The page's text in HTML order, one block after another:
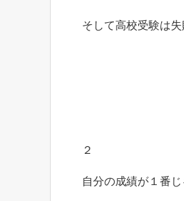
そして高校受験は失
２
自分の成績が１番